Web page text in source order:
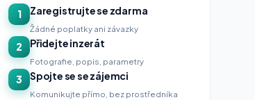
1 Zaregistrujte se zdarma
Žádné poplatky ani závazky
2 Přidejte inzerát
Fotografie, popis, parametry
3 Spojte se se zájemci
Komunikujte přímo, bez prostředníka